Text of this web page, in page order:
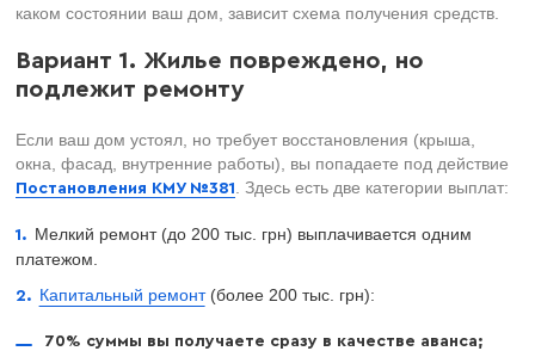
каком состоянии ваш дом, зависит схема получения средств.
Вариант 1. Жилье повреждено, но
подлежит ремонту
Если ваш дом устоял, но требует восстановления (крыша,
окна, фасад, внутренние работы), вы попадаете под действие
Постановления КМУ №381 . Здесь есть две категории выплат:
Мелкий ремонт (до 200 тыс. грн) выплачивается одним
платежом.
Капитальный ремонт(более 200 тыс. грн):
70% суммы вы получаете сразу в качестве аванса;